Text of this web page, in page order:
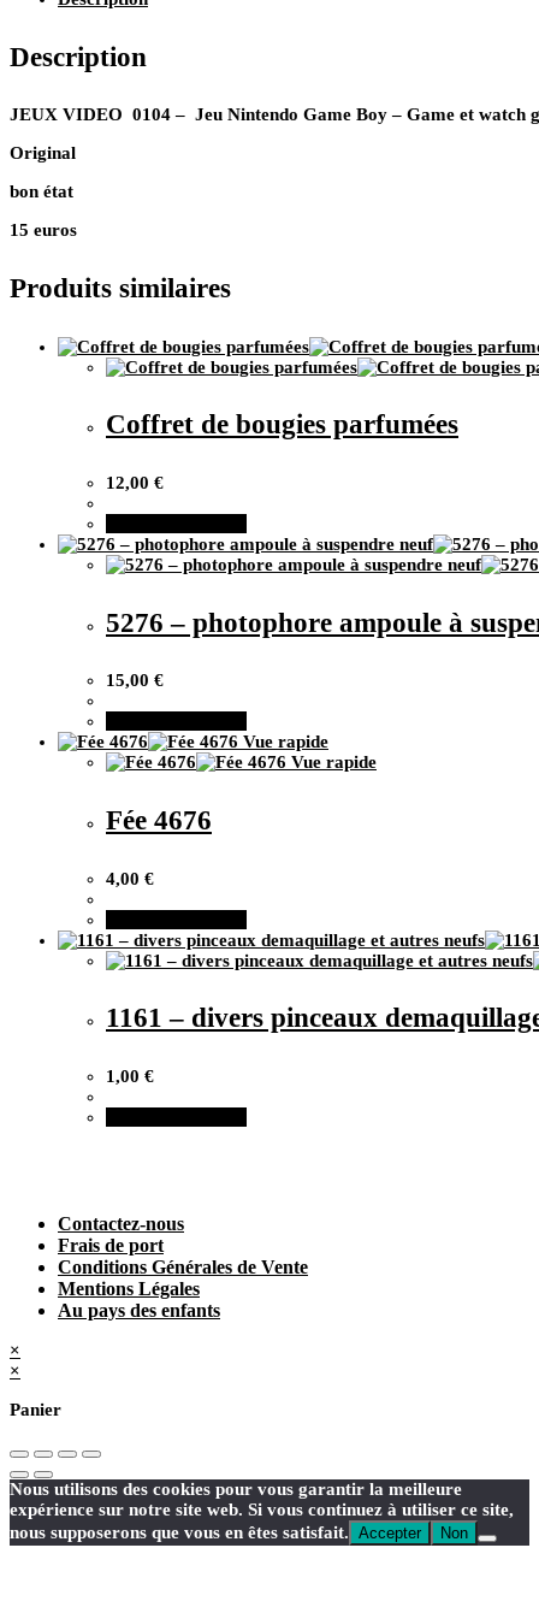
Jeu
Nintendo
Boy
Game
watch
3
Description
JEUX VIDEO 0104 – Jeu Nintendo Game Boy – Game et watch
Original
bon état
15 euros
Produits similaires
Coffret de bougies parfumées
12,00 €
5276 – photophore ampoule à
15,00 €
Vue rapide
Vue rapide
Fée 4676
4,00 €
1161 – divers pinceaux
1,00 €
Contactez-nous
Frais de port
Conditions Générales de Vente
Mentions Légales
Au pays des enfants
×
×
Panier
Nous utilisons des cookies pour vous garantir la meilleure
expérience sur notre site web. Si vous continuez à utiliser ce site,
nous supposerons que vous en êtes satisfait. Accepter Non